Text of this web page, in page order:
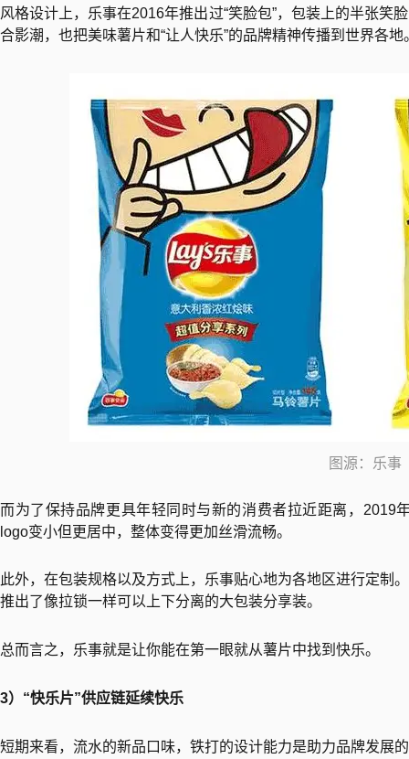
风格设计上，乐事在2016年推出过“笑脸包”，包装上的半张笑
合影潮，也把美味薯片和“让人快乐”的品牌精神传播到世界各地
图源：乐事
而为了保持品牌更具年轻同时与新的消费者拉近距离，2019
logo变小但更居中，整体变得更加丝滑流畅。
此外，在包装规格以及方式上，乐事贴心地为各地区进行定制
推出了像拉锁一样可以上下分离的大包装分享装。
总而言之，乐事就是让你能在第一眼就从薯片中找到快乐。
3）“快乐片”供应链延续快乐
短期来看，流水的新品口味，铁打的设计能力是助力品牌发展